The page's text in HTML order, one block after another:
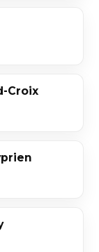
Croix